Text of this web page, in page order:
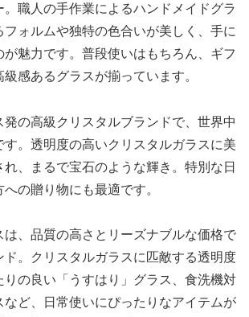
職人の手作業によるハンドメイドグラ
フォルムや独特の色合いが美しく、手に
が魅力です。普段使いはもちろん、ギフ
級感あるグラスが揃っています。
の高級クリスタルブランドで、世界中
す。透明度の高いクリスタルガラスに美
れ、まるで宝石のような輝き。特別な日
の贈り物にも最適です。
は、品質の高さとリーズナブルな価格で
ド。クリスタルガラスに匹敵する透明度
りの良い「うすはり」グラス、食洗機対
など、日常使いにぴったりなアイテムが